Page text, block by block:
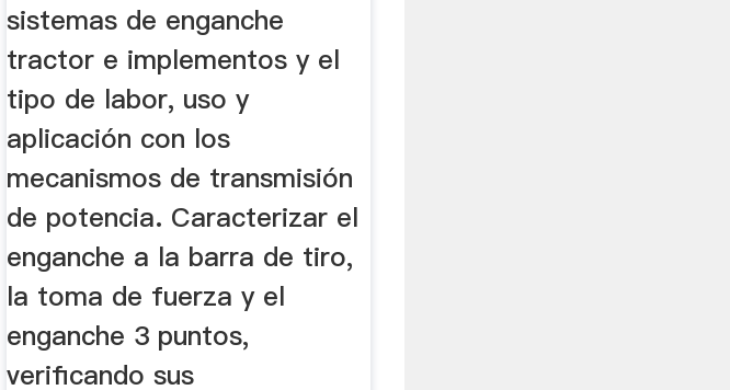
sistemas de enganche
tractor e implementos y el
tipo de labor, uso y
aplicación con los
mecanismos de transmisión
de potencia. Caracterizar el
enganche a la barra de tiro,
la toma de fuerza y el
enganche 3 puntos,
verificando sus